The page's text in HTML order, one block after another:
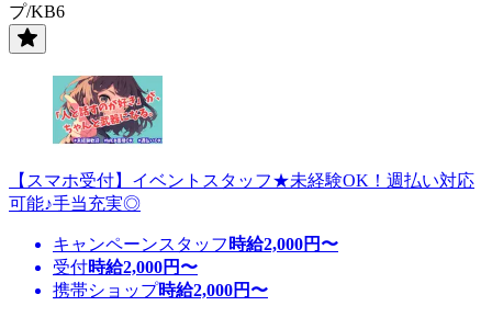
プ/KB6
【スマホ受付】イベントスタッフ★未経験OK！週払い対応
可能♪手当充実◎
キャンペーンスタッフ 時給2,000円〜
受付時給2,000円〜
携帯ショップ時給2,000円〜